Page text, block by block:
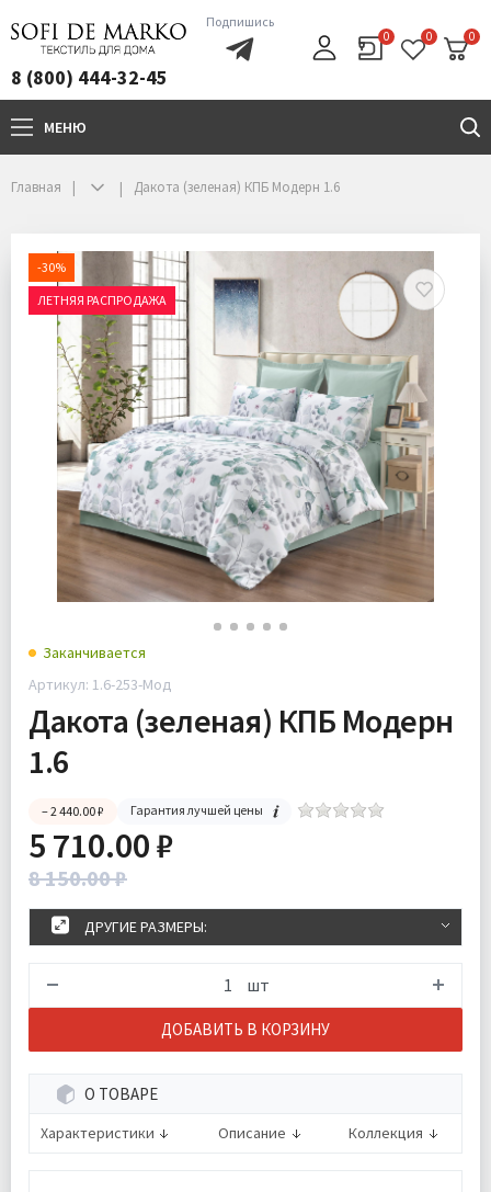
8 (800) 444-32-45
Подпишись
0 0 0
МЕНЮ
Главная Дакота (зеленая) КПБ Модерн 1.6
-30%
ЛЕТНЯЯ РАСПРОДАЖА
Заканчивается
Артикул: 1.6-253-Мод
Дакота (зеленая) КПБ Модерн
1.6
– 2 440.00 ₽ Гарантия лучшей цены
5 710.00 ₽
8 150.00 ₽
ДРУГИЕ РАЗМЕРЫ:
шт
ДОБАВИТЬ В КОРЗИНУ
О ТОВАРЕ
Характеристики Описание Коллекция